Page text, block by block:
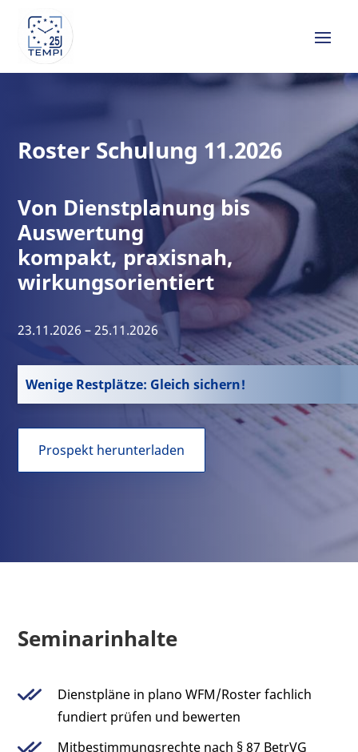
Roster Schulung 11.2026
Von Dienstplanung bis
Auswertung
kompakt, praxisnah,
wirkungsorientiert
23.11.2026 – 25.11.2026
Wenige Restplätze: Gleich sichern!
Prospekt herunterladen
Seminarinhalte
Dienstpläne in plano WFM/Roster fachlich
fundiert prüfen und bewerten
Mitbestimmungsrechte nach § 87 BetrVG